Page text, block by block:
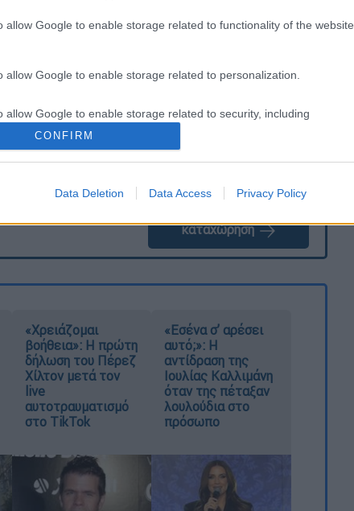
allow Google to enable storage related to functionality of the website
allow Google to enable storage related to personalization.
allow Google to enable storage related to security, including
functionality and fraud prevention, and other user protection.
CONFIRM
Data Deletion Data Access Privacy Policy
ΕΘΝΟΣ θα παρεμβαίνει και τα προσβλητικά σχόλια θα
καταχώρηση
«Χρειάζομαι
βοήθεια»: Η πρώτη
δήλωση του Πέρεζ
Χίλτον μετά τον
live
αυτοτραυματισμό
στο TikTok
«Εσένα σ’ αρέσει
αυτό;»: Η
αντίδραση της
Ιουλίας Καλλιμάνη
όταν της πέταξαν
λουλούδια στο
πρόσωπο